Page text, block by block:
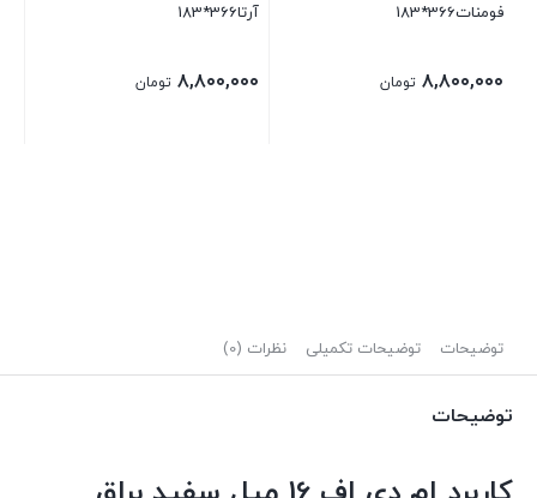
فراچوب
فومنات366*183
۸,۸۰۰,۰۰۰ تومان
آرتا366*183
۸,۸۰۰,۰۰۰ تومان
توضیحات توضیحات تکمیلی نظرات (0)
توضیحات